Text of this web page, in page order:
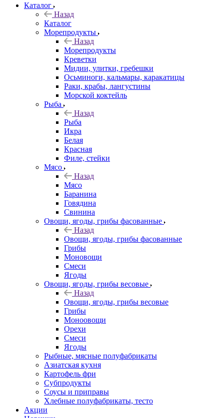
Каталог
Назад
Каталог
Морепродукты
Назад
Морепродукты
Креветки
Мидии, улитки, гребешки
Осьминоги, кальмары, каракатицы
Раки, крабы, лангустины
Морской коктейль
Рыба
Назад
Рыба
Икра
Белая
Красная
Филе, стейки
Мясо
Назад
Мясо
Баранина
Говядина
Свинина
Овощи, ягоды, грибы фасованные
Назад
Овощи, ягоды, грибы фасованные
Грибы
Моновощи
Смеси
Ягоды
Овощи, ягоды, грибы весовые
Назад
Овощи, ягоды, грибы весовые
Грибы
Моноовощи
Орехи
Смеси
Ягоды
Рыбные, мясные полуфабрикаты
Азиатская кухня
Картофель фри
Субпродукты
Соусы и приправы
Хлебные полуфабрикаты, тесто
Акции